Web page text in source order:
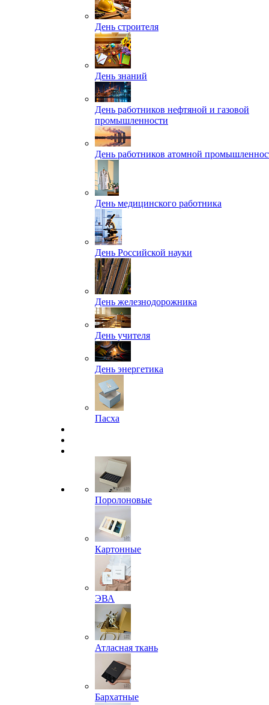
День строителя
День знаний
День работников нефтяной и газовой
промышленности
День работников атомной
День медицинского работника
День Российской науки
День железнодорожника
День учителя
День энергетика
Пасха
Поролоновые
Картонные
ЭВА
Атласная ткань
Бархатные